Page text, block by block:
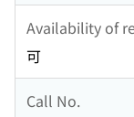
Availability of
可
Call No.